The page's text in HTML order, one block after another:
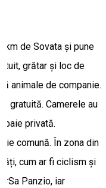
km de Sovata și pune
grătar și loc de
animale de companie.
gratuită. Camerele au
baie privată.
comună. În zona din
cum ar fi ciclism și
Panzio, iar